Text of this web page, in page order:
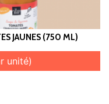
JAUNES (750 ML)
unité)